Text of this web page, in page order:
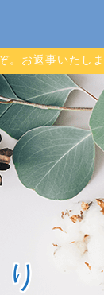
。お返事いたしま